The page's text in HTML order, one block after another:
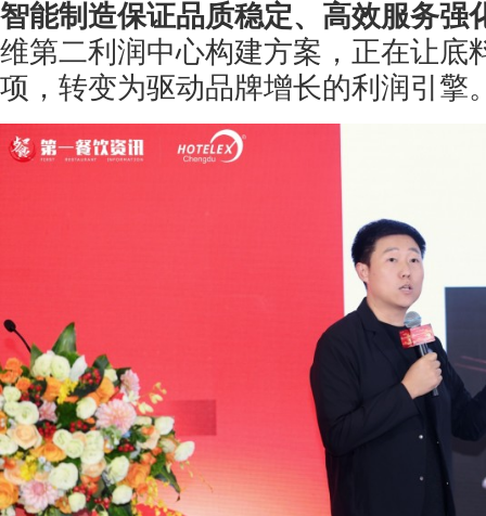
智能制造保证品质稳定、高效服务强
维第二利润中心构建方案，正在让底
项，转变为驱动品牌增长的利润引擎